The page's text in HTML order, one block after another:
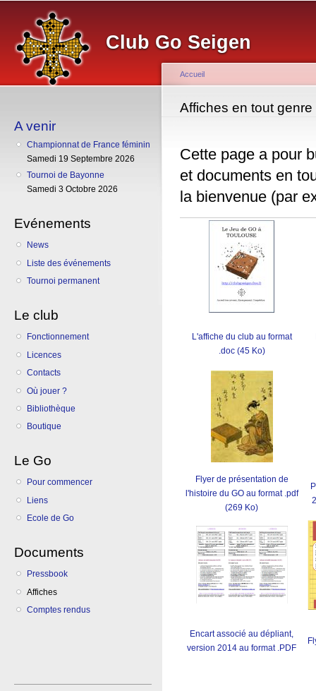
Club Go Seigen
A venir
Championnat de France féminin
Samedi 19 Septembre 2026
Tournoi de Bayonne
Samedi 3 Octobre 2026
Evénements
News
Liste des événements
Tournoi permanent
Le club
Fonctionnement
Licences
Contacts
Où jouer ?
Bibliothèque
Boutique
Le Go
Pour commencer
Liens
Ecole de Go
Documents
Pressbook
Affiches
Comptes rendus
Vous êtes ici
Accueil
Affiches en tout genre
Cette page a pour
et documents en
la bienvenue (par
L'affiche du club au format
.doc (45 Ko)
Flyer de présentation de
l'histoire du GO au format .pdf
(269 Ko)
Encart associé au dépliant,
version 2014 au format .PDF